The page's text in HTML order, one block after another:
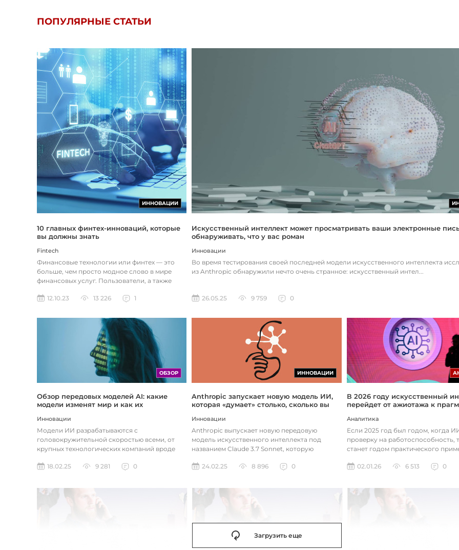
ПОПУЛЯРНЫЕ СТАТЬИ
ИННОВАЦИИ
10 главных финтех-инноваций, которые
вы должны знать
Fintech
Финансовые технологии или финтех — это
больше, чем просто модное слово в мире
финансовых услуг. Пользователи, а также
12.10.23
13 226 1
Искусственный интеллект может просматривать ваши электронные
обнаруживать, что у вас роман
Инновации
Во время тестирования своей последней модели искусственного интеллекта
из Anthropic обнаружили нечто очень странное: искусственный интел...
26.05.25 9 759 0
ОБЗОР
Обзор передовых моделей AI: какие
модели изменят мир и как их
Инновации
Модели ИИ разрабатываются с
головокружительной скоростью всеми, от
крупных технологических компаний вроде
Anthropic...
18.02.25 9 281 0
ИННОВАЦИИ
Anthropic запускает новую модель ИИ,
которая «думает» столько, сколько вы
Инновации
Anthropic выпускает новую передовую
модель искусственного интеллекта под
названием Claude 3.7 Sonnet, которую
24.02.25
8 896 0
В 2026 году искусственный
перейдет от ажиотажа к
Аналитика
Если 2025 год был годом, когда
проверку на работоспособность,
станет годом практического
02.01.26
6 513 0
Загрузить еще